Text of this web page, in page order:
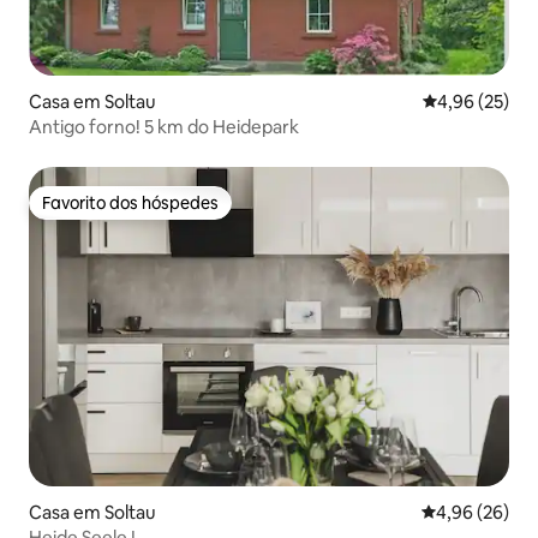
Casa em Soltau Classificação
4,96 (25)
Antigo forno! 5 km do Heidepark
Favorito dos hóspedes
Favorito dos hóspedes
Casa em Soltau Classificação
4,96 (26)